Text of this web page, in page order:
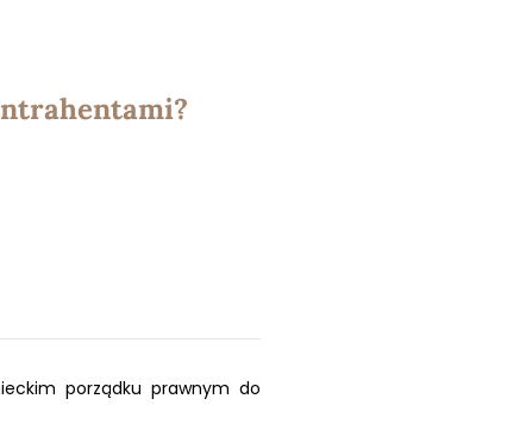
porządku prawnym do